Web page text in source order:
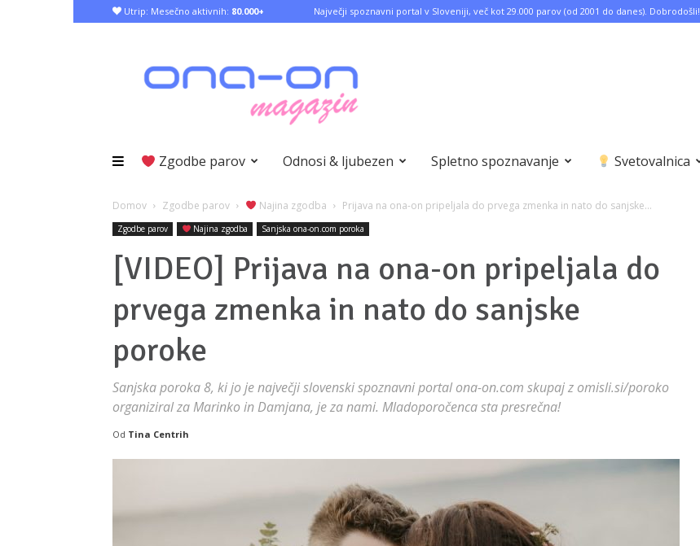
Utrip: Mesečno aktivnih: 80.000+ Največji spoznavni portal v Sloveniji, več kot 29.000 parov (od 2001 do danes). Dobrodošli!
Zgodbe parov Odnosi & ljubezen Spletno spoznavanje Svetovalnica
Domov Zgodbe parov Najina zgodba Prijava na ona-on pripeljala do prvega zmenka in nato do sanjske...
Zgodbe parov Najina zgodba Sanjska ona-on.com poroka
[VIDEO] Prijava na ona-on pripeljala do
prvega zmenka in nato do sanjske
poroke
Sanjska poroka 8, ki jo je največji slovenski spoznavni portal ona-on.com skupaj z omisli.si/poroko
organiziral za Marinko in Damjana, je za nami. Mladoporočenca sta presrečna!
Od Tina Centrih